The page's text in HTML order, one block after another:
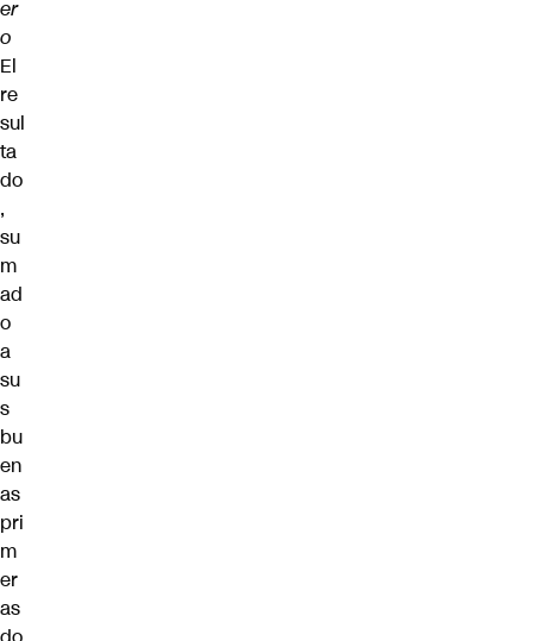
er
o
El
re
sul
ta
do
,
su
m
ad
o
a
su
s
bu
en
as
pri
m
er
as